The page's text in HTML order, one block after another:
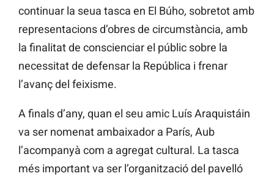
continuar la seua tasca en El Búho, sobretot amb
representacions d’obres de circumstància, amb
la finalitat de conscienciar el públic sobre la
necessitat de defensar la República i frenar
l’avanç del feixisme.
A finals d’any, quan el seu amic Luís Araquistáin
va ser nomenat ambaixador a París, Aub
l’acompanyà com a agregat cultural. La tasca
més important va ser l’organització del pavelló